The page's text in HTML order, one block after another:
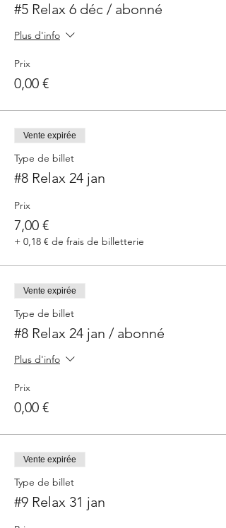
#5 Relax 6 déc / abonné
Plus d'info
Prix
0,00 €
Vente expirée
Type de billet
#8 Relax 24 jan
Prix
7,00 €
+ 0,18 € de frais de billetterie
Vente expirée
Type de billet
#8 Relax 24 jan / abonné
Plus d'info
Prix
0,00 €
Vente expirée
Type de billet
#9 Relax 31 jan